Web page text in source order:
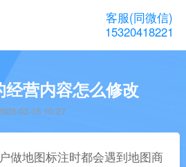
客服(同微信)
15320418221
营内容怎么修改
03-16 10:27
做地图标注时都会遇到地图商